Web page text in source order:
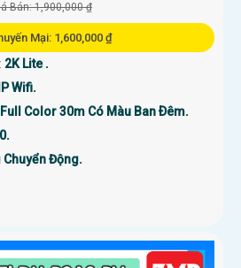
Bán: 1,900,000 ₫
Mại: 1,600,000 ₫
2K Lite .
IP Wifi.
Full Color 30m Có Màu Ban Ðêm.
Chuyển Động.